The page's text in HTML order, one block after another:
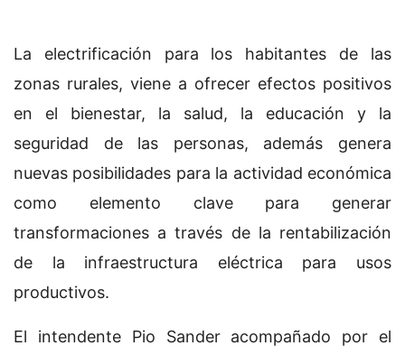
La electrificación para los habitantes de las
zonas rurales, viene a ofrecer efectos positivos
en el bienestar, la salud, la educación y la
seguridad de las personas, además genera
nuevas posibilidades para la actividad económica
como elemento clave para generar
transformaciones a través de la rentabilización
de la infraestructura eléctrica para usos
productivos.
El intendente Pio Sander acompañado por el